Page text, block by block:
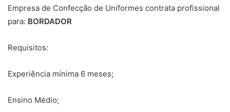
Empresa de Confecção de Uniformes contrata profissional
para: BORDADOR
Requisitos:
Experiência mínima 6 meses;
Ensino Médio;